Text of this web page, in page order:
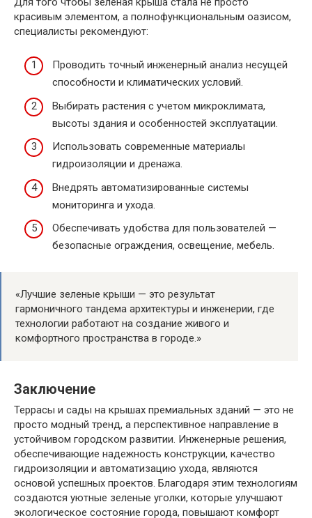
красивым элементом, а полнофункциональным оазисом,
специалисты рекомендуют:
Проводить точный инженерный анализ несущей
способности и климатических условий.
Выбирать растения с учетом микроклимата,
высоты здания и особенностей эксплуатации.
Использовать современные материалы
гидроизоляции и дренажа.
Внедрять автоматизированные системы
мониторинга и ухода.
Обеспечивать удобства для пользователей —
безопасные ограждения, освещение, мебель.
«Лучшие зеленые крыши — это результат
гармоничного тандема архитектуры и инженерии, где
технологии работают на создание живого и
комфортного пространства в городе.»
Заключение
Террасы и сады на крышах премиальных зданий — это не
просто модный тренд, а перспективное направление в
устойчивом городском развитии. Инженерные решения,
обеспечивающие надежность конструкции, качество
гидроизоляции и автоматизацию ухода, являются
основой успешных проектов. Благодаря этим технологиям
создаются уютные зеленые уголки, которые улучшают
экологическое состояние города, повышают комфорт